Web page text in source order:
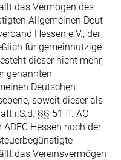
das Vermögen des
Allgemeinen Deut­
Hessen e.V., der
für gemeinnützige
dieser nicht mehr,
genannten
Deutschen
soweit dieser als
i.S.d. §§ 51 ff. AO
Hessen noch der
das Vereinsvermögen